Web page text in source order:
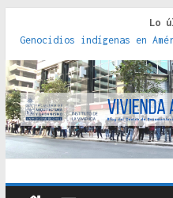
Lo
Genocidios indígenas en
Estudios sobre la
políticas, prácticas y
Donde el pedernal choca
crítica de las fronteras
Criterios técnicos para una
Red de consultorios de la
Santiago : un patrimonio